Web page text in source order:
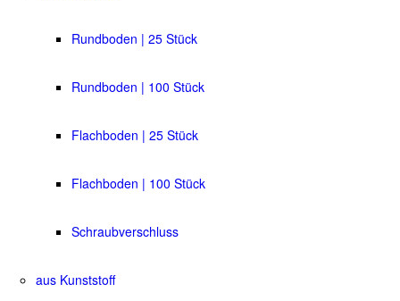
Rundboden | 25 Stück
Rundboden | 100 Stück
Flachboden | 25 Stück
Flachboden | 100 Stück
Schraubverschluss
aus Kunststoff